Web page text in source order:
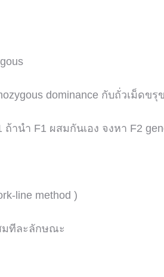
dominance กับถั่วเม็ดขรุ
ผสมกันเอง จงหา F2
line method )
มทีละลักษณะ